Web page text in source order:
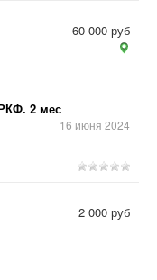
2 мес
16 июня 2024
60 000 руб
2 000 руб